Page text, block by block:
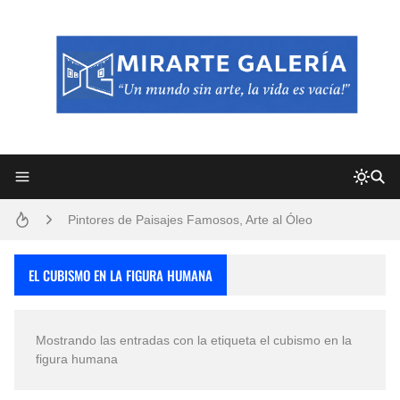
Pintores de Paisajes Famosos, Arte al Óleo
EL CUBISMO EN LA FIGURA HUMANA
Mostrando las entradas con la etiqueta el cubismo en la
figura humana